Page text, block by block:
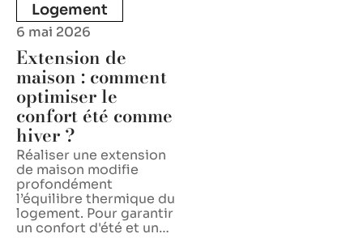
Logement
6 mai 2026
Extension de
maison : comment
optimiser le
confort été comme
hiver ?
Réaliser une extension
de maison modifie
profondément
l’équilibre thermique du
logement. Pour garantir
un confort d'été et un…